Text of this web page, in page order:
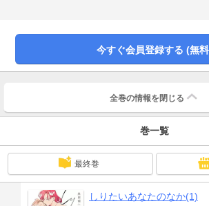
の男・梶に、同性ながらも片思いしていた。英子は
に触れるうち、尻の開発をすることに。そんな英子
これは興味？ 友情？ それとも…――
今すぐ会員登録する (無
全巻の情報を 閉じる
巻一覧
最終巻
しりたいあなたのなか(1)